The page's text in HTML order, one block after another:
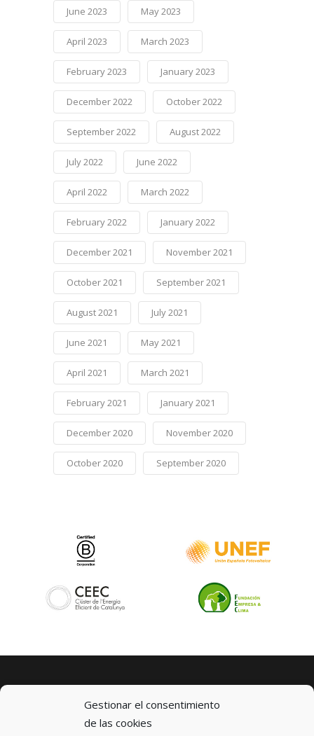
Gestionar el consentimiento
de las cookies
June 2023 May 2023
April 2023 March 2023
February 2023 January 2023
December 2022 October 2022
September 2022 August 2022
July 2022 June 2022
April 2022 March 2022
February 2022 January 2022
December 2021 November 2021
October 2021 September 2021
August 2021 July 2021
June 2021 May 2021
April 2021 March 2021
February 2021 January 2021
December 2020 November 2020
October 2020 September 2020